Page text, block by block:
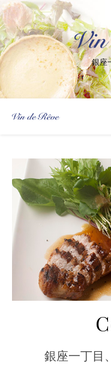
銀座
銀座一丁